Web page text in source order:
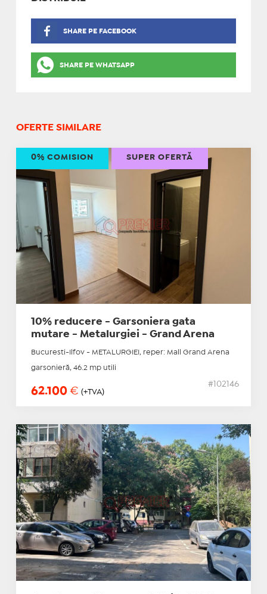
SHARE PE FACEBOOK
SHARE PE WHATSAPP
OFERTE SIMILARE
10% reducere - Garsoniera gata
mutare - Metalurgiei - Grand Arena
Bucuresti-Ilfov - METALURGIEI, reper: Mall Grand Arena
garsonieră, 46.2 mp utili
62.100 € (+TVA)
#102146
0% COMISION SUPER OFERTĂ